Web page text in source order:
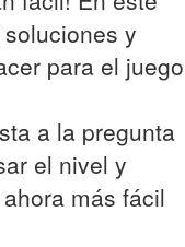
y
para el juego
a la pregunta
el nivel y
más fácil